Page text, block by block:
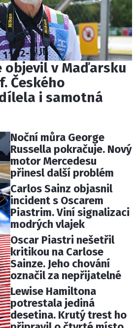
objevil v Maďarsku
Českého
i samotná
Noční můra George
Russella pokračuje. Nový
motor Mercedesu
přinesl další problém
Carlos Sainz objasnil
incident s Oscarem
Piastrim. Viní signalizaci
modrých vlajek
Oscar Piastri nešetřil
kritikou na Carlose
Sainze. Jeho chování
označil za nepřijatelné
Lewise Hamiltona
potrestala jediná
desetina. Krutý trest ho